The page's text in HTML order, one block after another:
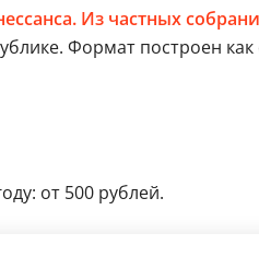
Из частных
Формат построен
от 500 рублей.